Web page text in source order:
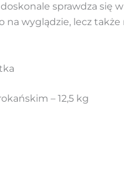
sprawdza się
wyglądzie, lecz
– 12,5 kg